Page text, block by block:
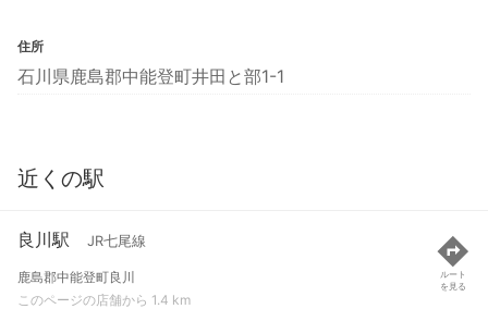
住所
石川県鹿島郡中能登町井田と部1-1
近くの駅
良川駅 JR七尾線
鹿島郡中能登町良川
このページの店舗から 1.4 km
ルート
を見る